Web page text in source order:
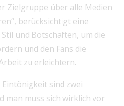
Zielgruppe über alle Medien
berücksichtigt eine
und Botschaften, um die
und den Fans die
zu erleichtern.
sind zwei
man muss sich wirklich vor